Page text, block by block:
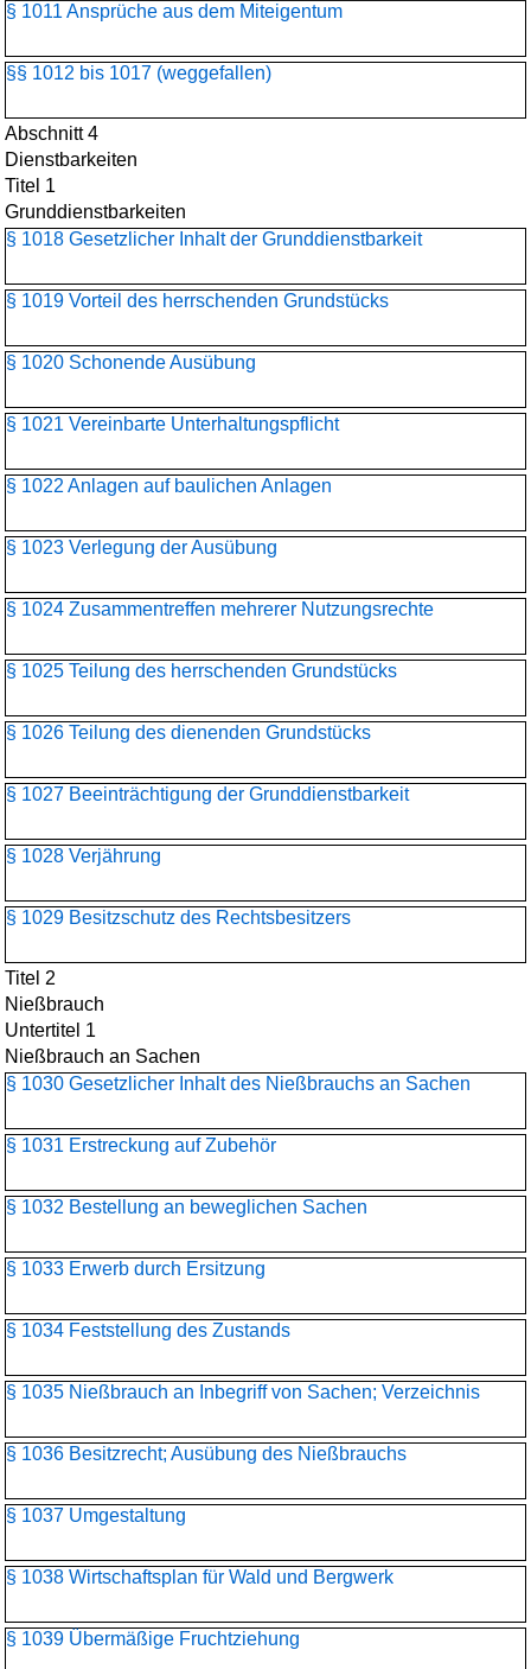
§ 1011 Ansprüche aus dem Miteigentum
§§ 1012 bis 1017 (weggefallen)
Abschnitt 4
Dienstbarkeiten
Titel 1
Grunddienstbarkeiten
§ 1018 Gesetzlicher Inhalt der Grunddienstbarkeit
§ 1019 Vorteil des herrschenden Grundstücks
§ 1020 Schonende Ausübung
§ 1021 Vereinbarte Unterhaltungspflicht
§ 1022 Anlagen auf baulichen Anlagen
§ 1023 Verlegung der Ausübung
§ 1024 Zusammentreffen mehrerer Nutzungsrechte
§ 1025 Teilung des herrschenden Grundstücks
§ 1026 Teilung des dienenden Grundstücks
§ 1027 Beeinträchtigung der Grunddienstbarkeit
§ 1028 Verjährung
§ 1029 Besitzschutz des Rechtsbesitzers
Titel 2
Nießbrauch
Untertitel 1
Nießbrauch an Sachen
§ 1030 Gesetzlicher Inhalt des Nießbrauchs an Sachen
§ 1031 Erstreckung auf Zubehör
§ 1032 Bestellung an beweglichen Sachen
§ 1033 Erwerb durch Ersitzung
§ 1034 Feststellung des Zustands
§ 1035 Nießbrauch an Inbegriff von Sachen; Verzeichnis
§ 1036 Besitzrecht; Ausübung des Nießbrauchs
§ 1037 Umgestaltung
§ 1038 Wirtschaftsplan für Wald und Bergwerk
§ 1039 Übermäßige Fruchtziehung